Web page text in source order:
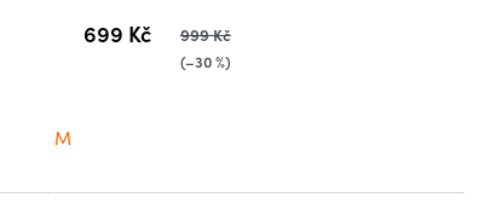
699 Kč 999 Kč
(–30 %)
M